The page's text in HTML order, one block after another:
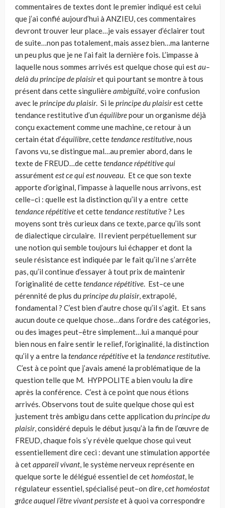
commentaires de textes dont le premier indiqué est celui
que j’ai confié aujourd’hui à ANZIEU, ces commentaires
devront trouver leur place…je vais essayer d’éclairer tout
de suite…non pas totalement, mais assez bien…ma lan­terne
un peu plus que je ne l’ai fait la dernière fois. L’impasse à
laquelle nous sommes arrivés est quelque chose qui estau–
delà du principe de plaisiret qui pourtant se montre à tous
présent dans cette sin­gulièreambiguïté, voire confusion
avec leprincipe du plaisir. Si leprincipe du plaisirest cette
tendance restitutive d’un équilibrepour un organisme déjà
conçu exactement comme une machine, ce retour à un
certain état d’équilibre, cettetendance restitutive, nous
l’avons vu, se distingue mal…au premier abord, dans le
texte de FREUD…de cettetendance répétitive qui
assurémentest ce qui est nouveau. Et ce que son texte
apporte d’original, l’impasse à laquelle nous arri­vons, est
celle–ci : quelle est la distinction qu’il y a entre cette
tendance répétitiveet cettetendance restitutive? Les
moyens sont très curieux dans ce texte, parce qu’ils sont
de dialectique circulaire. Il revient perpétuellement sur
une notion qui semble toujours lui échapper et dont la
seule résistance est indiquée par le fait qu’il ne s’arrête
pas, qu’il continue d’essayer à tout prix de maintenir
l’originalité de cettetendance répétitive. Est–ce une
pérennité de plus du princi­pe du plaisir, extrapolé,
fondamental ? C’est bien d’autre chose qu’il s’agit. Et sans
aucun doute ce quelque chose…dans l’ordre des catégories,
ou des images peut–être simplement…lui a manqué pour
bien nous en faire sentir le relief, l’ori­ginalité, la distinction
qu’il y a entre la tendance répétitiveet la tendance restitutive.
C’est à ce point que j’avais amené la problématique de la
question telle que M. HYPPOLITE a bien voulu la dire
après la conférence. C’est à ce point que nous étions
arrivés. Observons tout de suite quelque chose qui est
justement très ambigu dans cette application du princi­pe du
plaisir, considéré depuis le début jusqu’à la fin de l’œuvre de
FREUD, chaque fois s’y révèle quelque chose qui veut
essentielle­ment dire ceci : devant une stimulation apportée
à cetappareil vivant, le systè­me nerveux représente en
quelque sorte le délégué essentiel de cethoméostat, le
régulateur essentiel, spécialisé peut–on dire,cet homéostat
grâce auquel l’être vivant persisteet à quoi va correspondre